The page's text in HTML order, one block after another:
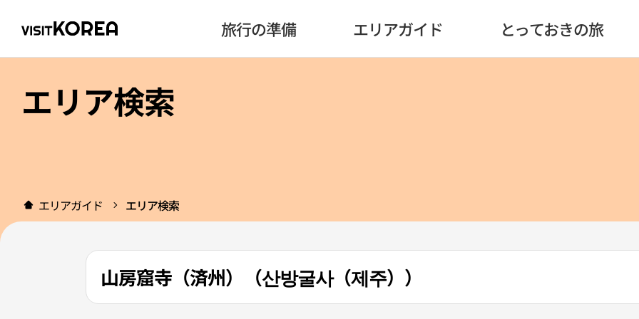
旅行の準備 エリアガイド とっておきの旅
エリア検索
エリアガイド エリア検索
山房窟寺（済州）（산방굴사（제주））